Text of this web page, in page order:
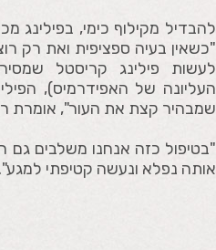
להבדיל מקילוף כימי, בפילינג
"כשאין בעיה ספציפית ואת רק
לעשות פילינג קריסטל
שמבהיר קצת את העור", אומרת
"בטיפול כזה אנחנו משלבים גם
אותה נפלא ונעשה קטיפתי למגע".